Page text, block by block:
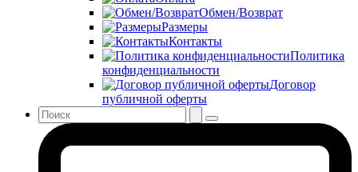
Обмен/Возврат
Размеры
Контакты
Политика
конфиденциальности
Договор
публичной оферты